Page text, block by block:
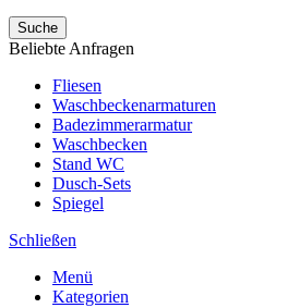
Suche
Beliebte Anfragen
Fliesen
Waschbeckenarmaturen
Badezimmerarmatur
Waschbecken
Stand WC
Dusch-Sets
Spiegel
Schließen
Menü
Kategorien